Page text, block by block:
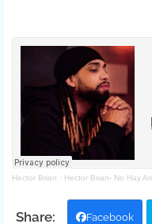
Hector Brian · Hector Brian- No Hay
Facebook